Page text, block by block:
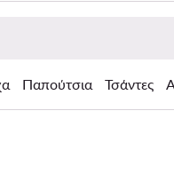
Παπούτσια Τσάντες